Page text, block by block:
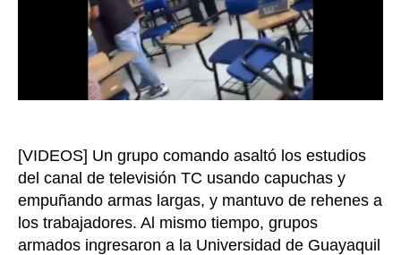
[VIDEOS] Un grupo comando asaltó los estudios
del canal de televisión TC usando capuchas y
empuñando armas largas, y mantuvo de rehenes a
los trabajadores. Al mismo tiempo, grupos
armados ingresaron a la Universidad de Guayaquil